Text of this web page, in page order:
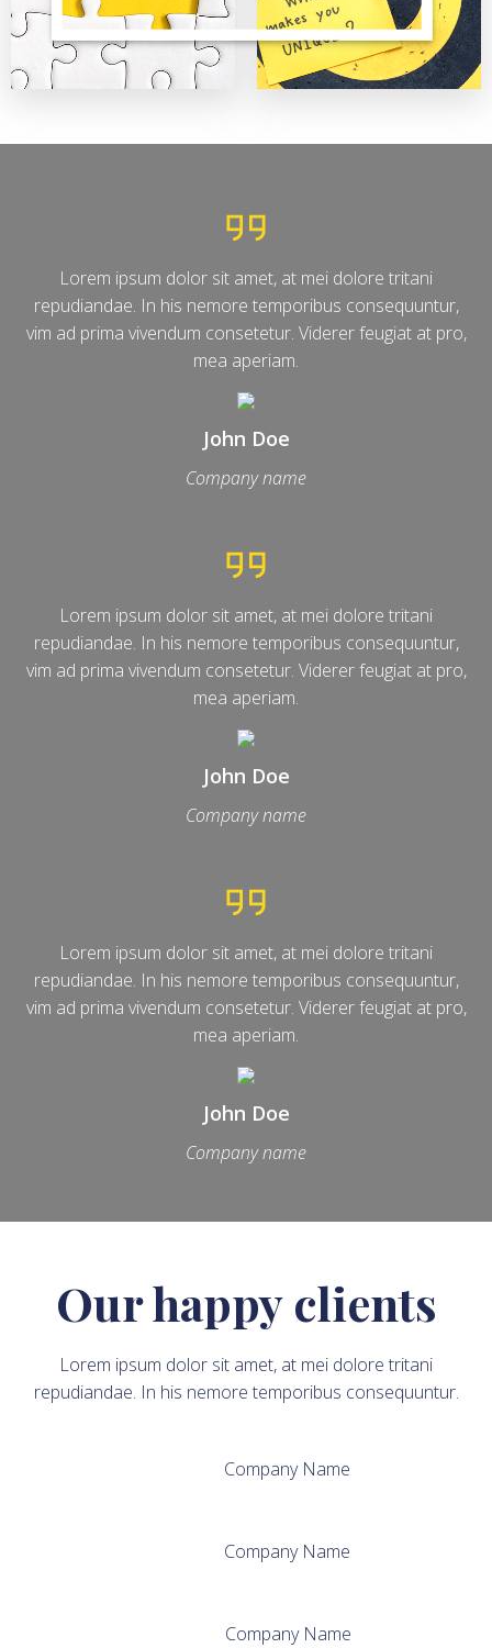
Lorem ipsum dolor sit amet, at mei dolore tritani
repudiandae. In his nemore temporibus consequuntur,
vim ad prima vivendum consetetur. Viderer feugiat at pro,
mea aperiam.
John Doe
Company name
Lorem ipsum dolor sit amet, at mei dolore tritani
repudiandae. In his nemore temporibus consequuntur,
vim ad prima vivendum consetetur. Viderer feugiat at pro,
mea aperiam.
John Doe
Company name
Lorem ipsum dolor sit amet, at mei dolore tritani
repudiandae. In his nemore temporibus consequuntur,
vim ad prima vivendum consetetur. Viderer feugiat at pro,
mea aperiam.
John Doe
Company name
Our happy clients
Lorem ipsum dolor sit amet, at mei dolore tritani
repudiandae. In his nemore temporibus consequuntur.
Company Name
Company Name
Company Name